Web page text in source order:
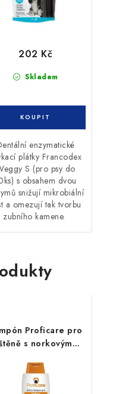
Skladem
202 Kč
enzymatické
plátky Francodex
S (pro psy do
s obsahem dvou
snižují mikrobiální
a omezují tak tvorbu
zubního kamene.
Proficare pro
s norkovým